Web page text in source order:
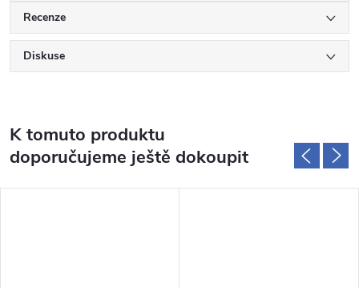
Recenze
Diskuse
K tomuto produktu
doporučujeme ještě dokoupit